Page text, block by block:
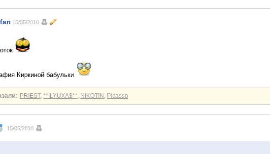
15/05/2010
Киркиной бабульки
PRIEST, **ILYUXA$**, NIKOTIN , Picasso
15/05/2010